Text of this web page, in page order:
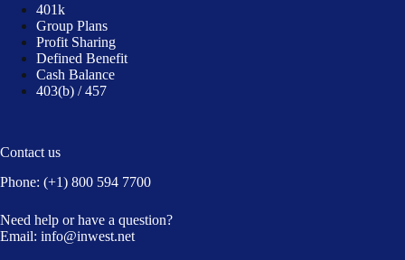
401k
Group Plans
Profit Sharing
Defined Benefit
Cash Balance
403(b) / 457
Contact us
Phone: (+1) 800 594 7700
Need help or have a question?
Email: info@inwest.net